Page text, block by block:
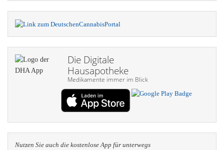
Die Digitale
Hausapotheke
Medikamente immer im Blick
Nutzen Sie auch die kosten­lose App für unterwegs